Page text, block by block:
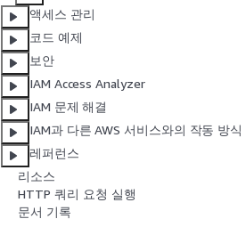
액세스 관리
코드 예제
보안
IAM Access Analyzer
IAM 문제 해결
IAM과 다른 AWS 서비스와의 작동 방식
레퍼런스
리소스
HTTP 쿼리 요청 실행
문서 기록